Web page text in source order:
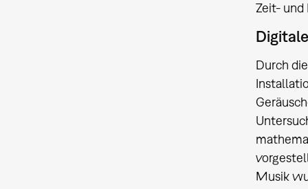
Zeit- und
Durch
Musik